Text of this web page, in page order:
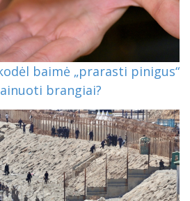
baimė „prarasti pinigus“
brangiai?